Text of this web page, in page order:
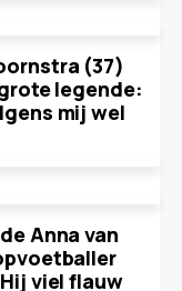
(37)
legende:
mij wel
Anna van
viel flauw